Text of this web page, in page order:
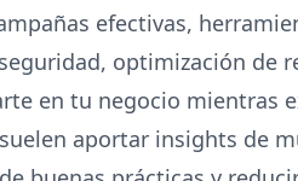
efectivas,
optimización de
en tu negocio mientras
aportar insights de